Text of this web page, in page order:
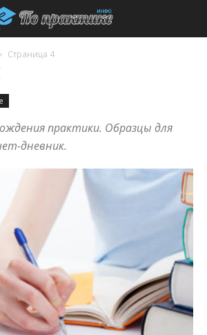
Страница 4
практики. Образцы для
дневник.